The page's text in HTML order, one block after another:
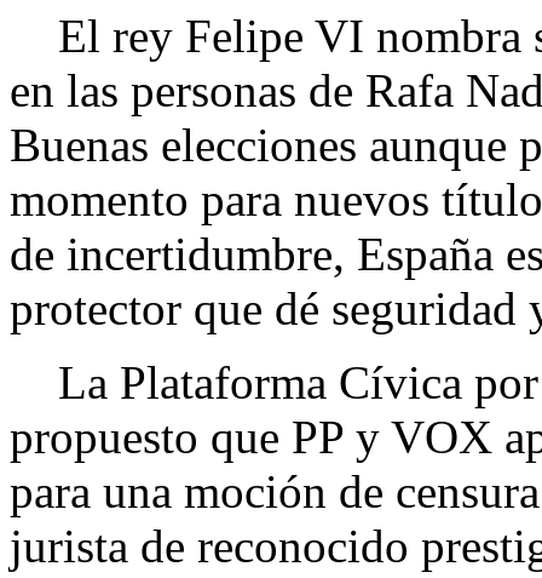
El rey Felipe VI nombra
en las personas de Rafa
Buenas elecciones aunque
momento para nuevos
de incertidumbre, España
protector que dé
La Plataforma Cívica por
propuesto que PP y VOX
para una moción de
jurista de reconocido